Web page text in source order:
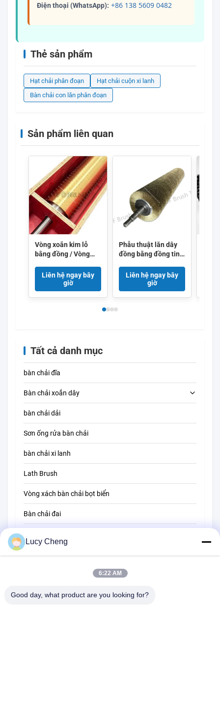
Điện thoại (WhatsApp): +86 138 5609 0482
Thẻ sản phẩm
Hạt chải phân đoạn
Hạt chải cuộn xi lanh
Bàn chải con lăn phân đoạn
Sản phẩm liên quan
Vòng xoắn kim lỗ
bằng đồng / Vòng
phim nhựa
Liên hệ ngay bây
giờ
Phẫu thuật lăn dây
đồng bằng đồng tinh
dây xoắn ốc liên tục
để đánh bóng kim
loại tùy chỉnh
Liên hệ ngay bây
giờ
Tất cả danh mục
bàn chải đĩa
Bàn chải xoắn dây
Bàn chải làm sạch ống
Bàn chải làm sạch rơm
bàn chải dải
Sơn ống rửa bàn chải
bàn chải xi lanh
Lath Brush
Vòng xách bàn chải bọt biển
Bàn chải đai
Bàn chải quét
Bàn chải đầu dây
Lucy Cheng
6:22 AM
Good day, what product are you looking for?